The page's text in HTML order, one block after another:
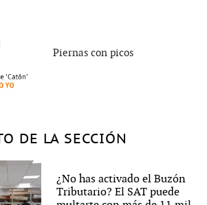
Piernas con picos
DE LA SECCIÓN
¿No has activado el Buzón
Tributario? El SAT puede